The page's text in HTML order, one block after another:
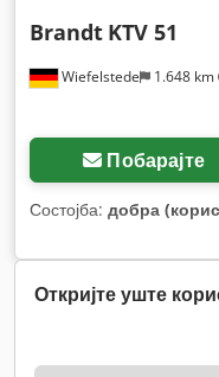
Wiefelstede 1.648 km
Brandt KTV 51
Побарајте
Состојба: добра
Откријте уште